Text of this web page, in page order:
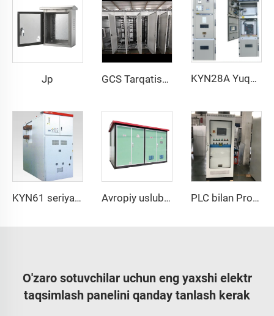
Jp GCS Tarqatish Quti KYN28A Yuqori voltajli distributsiya shkaf
KYN61 seriyasi switchgear Avropiy uslubi bo‘lgan qutiq transformator stantsiyasi PLC bilan Professional Suv Nasosi Boshqaruv Paneli – Doimiy Bosim Yechimi
O'zaro sotuvchilar uchun eng yaxshi elektr
taqsimlash panelini qanday tanlash kerak